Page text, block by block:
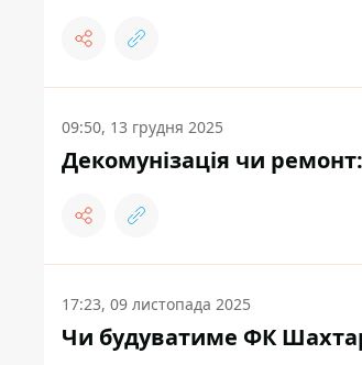
09:50, 13 грудня 2025
Декомунізація чи
17:23, 09 листопада 2025
Чи будуватиме ФК Шахтар